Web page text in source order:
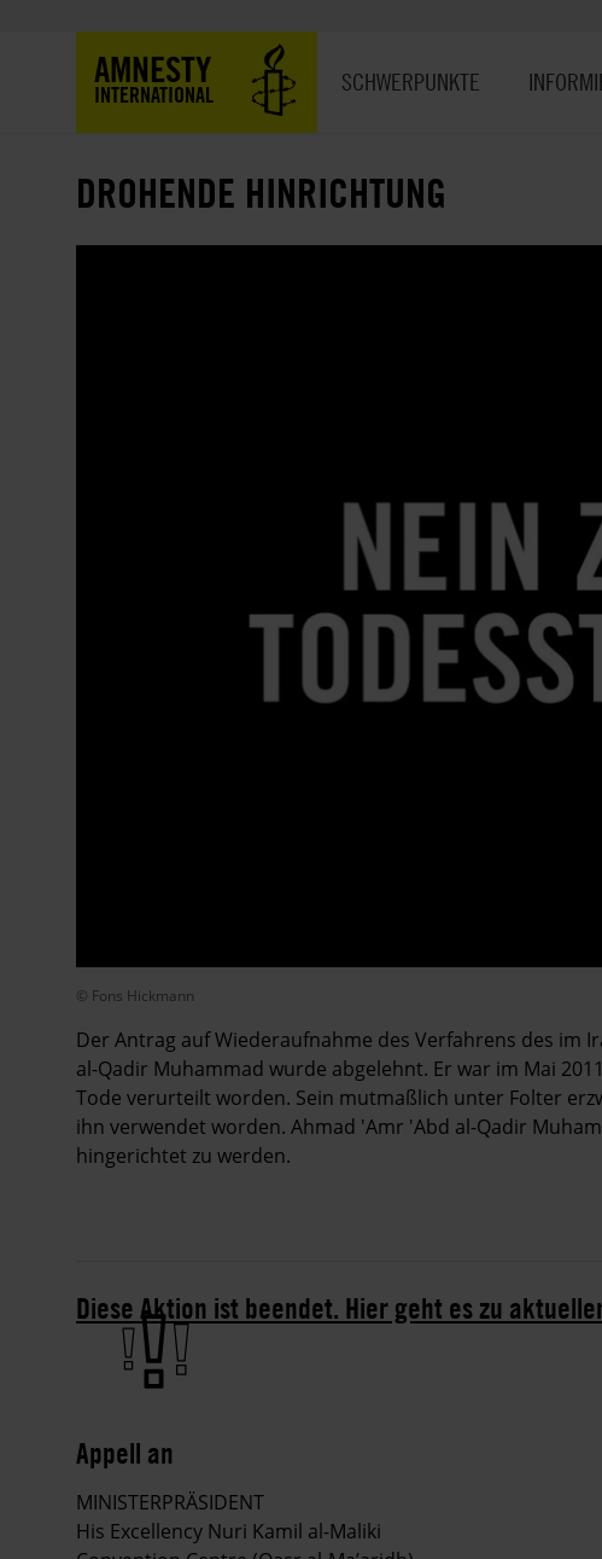
AMNESTY
INTERNATIONAL SCHWERPUNKTE
DROHENDE HINRICHTUNG
© Fons Hickmann
Der Antrag auf Wiederaufnahme des Verfahrens des im
al-Qadir Muhammad wurde abgelehnt. Er war im Mai
Tode verurteilt worden. Sein mutmaßlich unter Folter
ihn verwendet worden. Ahmad 'Amr 'Abd al-Qadir
hingerichtet zu werden.
Diese Aktion ist beendet. Hier geht es zu
Appell an
MINISTERPRÄSIDENT
His Excellency Nuri Kamil al-Maliki